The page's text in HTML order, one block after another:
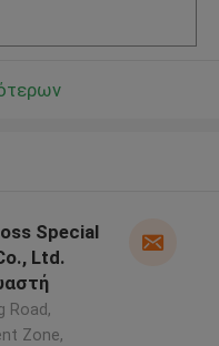
Special
Ltd.
Road,
Zone,